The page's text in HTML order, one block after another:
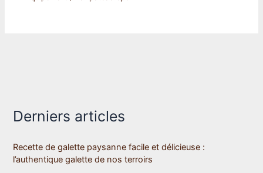
Derniers articles
Recette de galette paysanne facile et délicieuse :
l’authentique galette de nos terroirs